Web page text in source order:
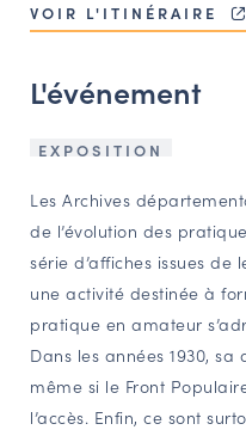
BOURSE
CARTES DES
Espace
NAVIGATION
PORTAIL CULTURE
Comité d'Histoire Régionale
Service Inventaire et
VOIR L'ITINÉRAIRE
L'événement
EXPOSITION
Les Archives
de l’évolution des
série d’affiches issues de
une activité destinée à
pratique en amateur
Dans les années 1930,
même si le Front
l’accès. Enfin, ce sont